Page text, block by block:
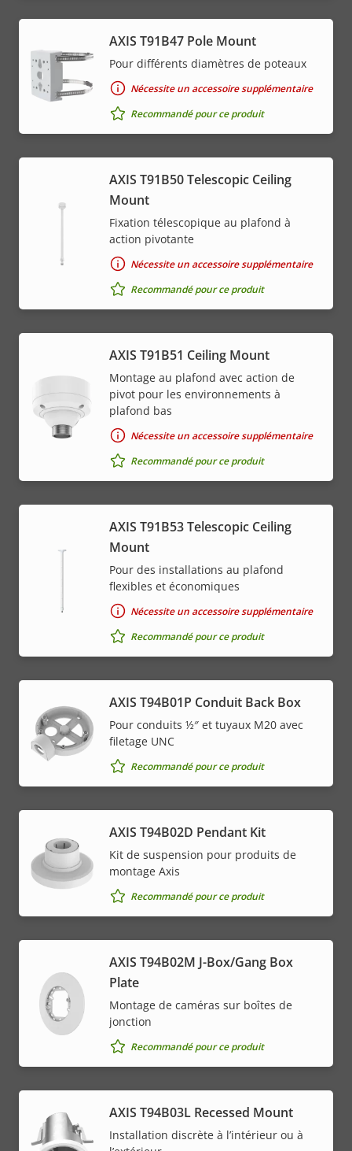
AXIS T91B47 Pole Mount
Pour différents diamètres de poteaux
Nécessite un accessoire supplémentaire
Recommandé pour ce produit
AXIS T91B50 Telescopic Ceiling
Mount
Fixation télescopique au plafond à
action pivotante
Nécessite un accessoire supplémentaire
Recommandé pour ce produit
AXIS T91B51 Ceiling Mount
Montage au plafond avec action de
pivot pour les environnements à
plafond bas
Nécessite un accessoire supplémentaire
Recommandé pour ce produit
AXIS T91B53 Telescopic Ceiling
Mount
Pour des installations au plafond
flexibles et économiques
Nécessite un accessoire supplémentaire
Recommandé pour ce produit
AXIS T94B01P Conduit Back Box
Pour conduits ½″ et tuyaux M20 avec
filetage UNC
Recommandé pour ce produit
AXIS T94B02D Pendant Kit
Kit de suspension pour produits de
montage Axis
Recommandé pour ce produit
AXIS T94B02M J-Box/Gang Box
Plate
Montage de caméras sur boîtes de
jonction
Recommandé pour ce produit
AXIS T94B03L Recessed Mount
Installation discrète à l’intérieur ou à